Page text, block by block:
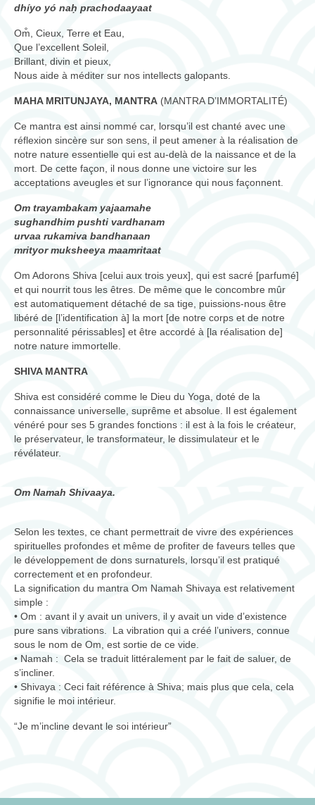
dhíyo yó naḥ prachodaayaat
Om̐, Cieux, Terre et Eau,
Que l’excellent Soleil,
Brillant, divin et pieux,
Nous aide à méditer sur nos intellects galopants.
MAHA MRITUNJAYA, MANTRA (MANTRA D’IMMORTALITÉ)
Ce mantra est ainsi nommé car, lorsqu’il est chanté avec une
réflexion sincère sur son sens, il peut amener à la réalisation de
notre nature essentielle qui est au-delà de la naissance et de la
mort. De cette façon, il nous donne une victoire sur les
acceptations aveugles et sur l’ignorance qui nous façonnent.
Om trayambakam yajaamahe
sughandhim pushti vardhanam
urvaa rukamiva bandhanaan
mrityor muksheeya maamritaat
Om Adorons Shiva [celui aux trois yeux], qui est sacré [parfumé]
et qui nourrit tous les êtres. De même que le concombre mûr
est automatiquement détaché de sa tige, puissions-nous être
libéré de [l’identification à] la mort [de notre corps et de notre
personnalité périssables] et être accordé à [la réalisation de]
notre nature immortelle.
SHIVA MANTRA
Shiva est considéré comme le Dieu du Yoga, doté de la
connaissance universelle, suprême et absolue. Il est également
vénéré pour ses 5 grandes fonctions : il est à la fois le créateur,
le préservateur, le transformateur, le dissimulateur et le
révélateur.
Om Namah Shivaaya.
Selon les textes, ce chant permettrait de vivre des expériences
spirituelles profondes et même de profiter de faveurs telles que
le développement de dons surnaturels, lorsqu’il est pratiqué
correctement et en profondeur.
La signification du mantra Om Namah Shivaya est relativement
simple :
• Om : avant il y avait un univers, il y avait un vide d’existence
pure sans vibrations. La vibration qui a créé l’univers, connue
sous le nom de Om, est sortie de ce vide.
• Namah : Cela se traduit littéralement par le fait de saluer, de
s’incliner.
• Shivaya : Ceci fait référence à Shiva; mais plus que cela, cela
signifie le moi intérieur.
“Je m’incline devant le soi intérieur”